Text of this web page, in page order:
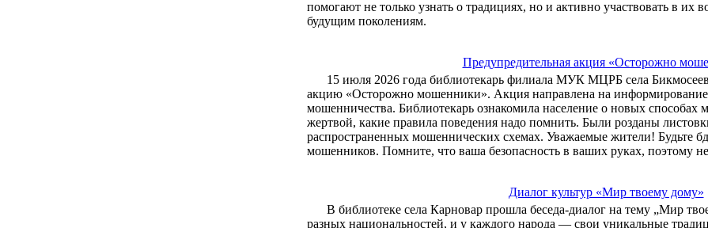
помогают не только узнать о традициях, но и активно участвовать в их
будущим поколениям.
Предупредительная акция «Осторожно
15 июля 2026 года библиотекарь филиала МУК МЦРБ села
акцию «Осторожно мошенники». Акция направлена на
мошенничества. Библиотекарь ознакомила население о новых способах
жертвой, какие правила поведения надо помнить. Были розданы
распространенных мошеннических схемах. Уважаемые жители! Будьте
мошенников. Помните, что ваша безопасность в ваших руках, поэтому
Диалог культур «Мир твоему дому»
В библиотеке села Карновар прошла беседа-диалог на тему „Мир
разных национальностей, и у каждого народа — свои уникальные